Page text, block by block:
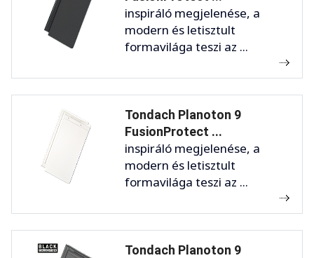
inspiráló megjelenése, a
modern és letisztult
formavilága teszi az ...
Tondach Planoton 9
FusionProtect ...
inspiráló megjelenése, a
modern és letisztult
formavilága teszi az ...
Tondach Planoton 9